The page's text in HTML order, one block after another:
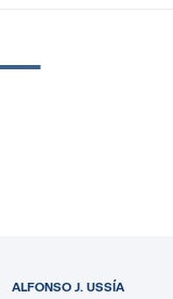
ALFONSO J. USSÍA